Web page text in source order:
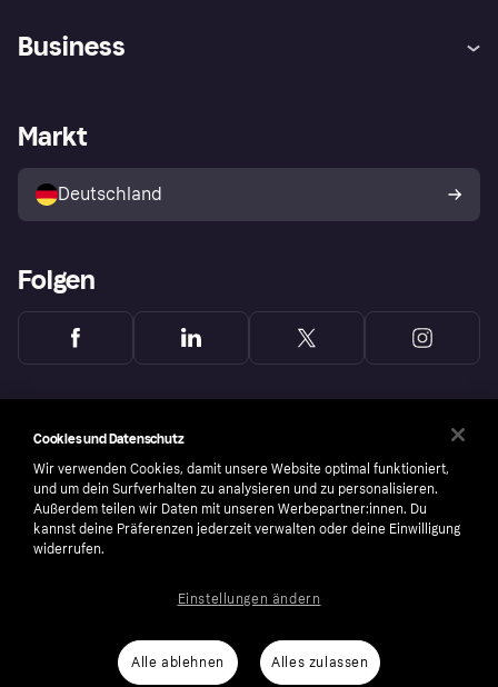
Klarna App
Shops entdecken
Käuferschutzrichtlinie
Dein Widerrufsrecht
Business
Händlerportal
Markt
Deutschland
Folgen
number: 556737-0431
Cookies und Datenschutz
Wir verwenden Cookies, damit unsere Website optimal funktioniert,
und um dein Surfverhalten zu analysieren und zu personalisieren.
Außerdem teilen wir Daten mit unseren Werbepartner:innen. Du
kannst deine Präferenzen jederzeit verwalten oder deine Einwilligung
widerrufen.
Alle ablehnen Alles zulassen
Einstellungen ändern